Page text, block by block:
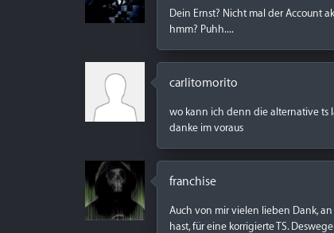
Dein Ernst? Nicht mal der Account
hmm? Puhh....
carlitomorito
wo kann ich denn die alternative ts
danke im voraus
franchise
Auch von mir vielen lieben Dank,
hast, für eine korrigierte TS.